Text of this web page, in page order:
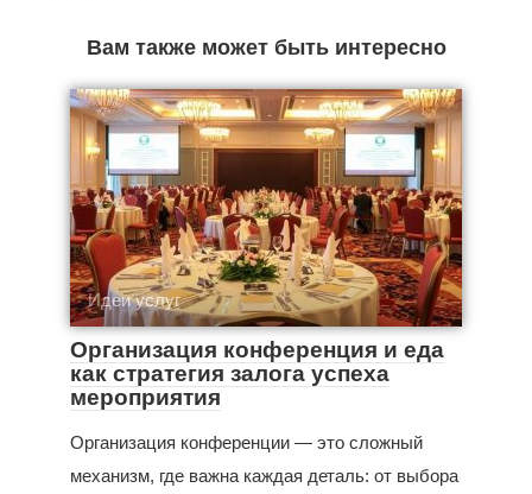
Вам также может быть интересно
Идеи услуг
Организация конференция и еда
как стратегия залога успеха
мероприятия
Организация конференции — это сложный
механизм, где важна каждая деталь: от выбора